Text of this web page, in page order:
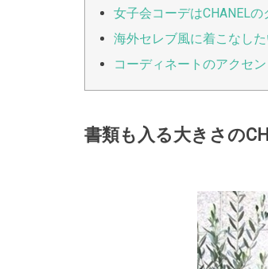
女子会コーデはCHANEL
海外セレブ風に着こなし
コーディネートのアクセ
書類も入る大きさの